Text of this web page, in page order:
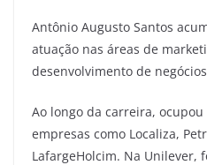
Antônio Augusto Santos
atuação nas áreas de
desenvolvimento de
Ao longo da carreira,
empresas como Localiza,
LafargeHolcim. Na Unilever,